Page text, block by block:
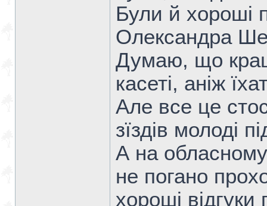
Були й хороші
Олександра
Думаю, що
касеті, аніж
Але все це
зїздів молоді
А на обласному
не погано
хороші